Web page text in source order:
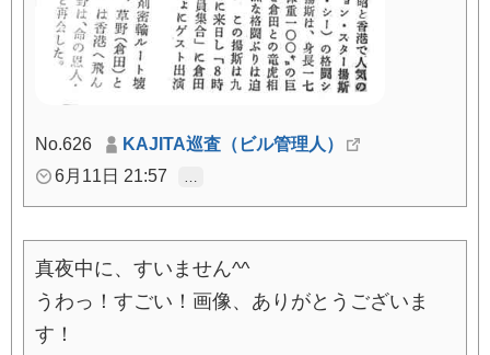
No.626
KAJITA巡査（ビル管理人）
6月11日 21:57
真夜中に、すいません^^
うわっ！すごい！画像、ありがとうございま
す！